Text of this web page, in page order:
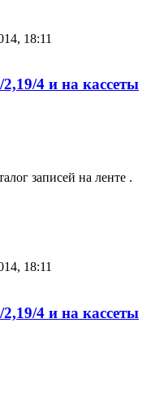
18:11
4 и на кассеты
записей на ленте .
18:11
4 и на кассеты